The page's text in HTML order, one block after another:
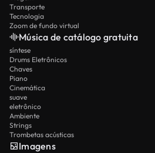
Transporte
Tecnologia
Zoom de fundo virtual
Música de catálogo gratuita
síntese
Drums Eletrônicos
Chaves
Piano
Cinemática
suave
eletrônico
Ambiente
Strings
Trombetas acústicas
Imagens